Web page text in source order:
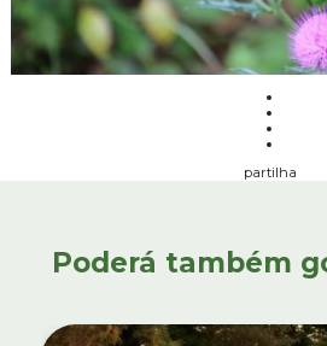
partilha
Poderá também